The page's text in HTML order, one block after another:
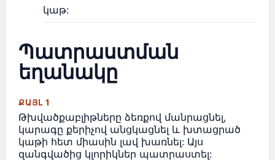
կաթ:
Պատրաստման
եղանակը
ՔԱՅԼ 1
Թխվածքաբլիթները ձեռքով մանրացնել,
կարագը քերիչով անցկացնել և խտացրած
կաթի հետ միասին լավ խառնել: Այս
զանգվածից կլորիկներ պատրաստել: